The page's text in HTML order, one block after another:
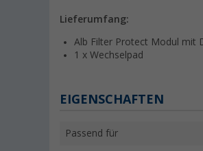
Lieferumfang:
Alb Filter Protect Modul mit
1 x Wechselpad
EIGENSCHAFTEN
Passend für